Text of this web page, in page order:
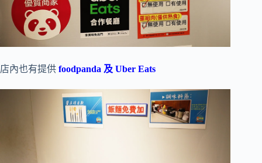
店內也有提供 foodpanda 及 Uber Eats